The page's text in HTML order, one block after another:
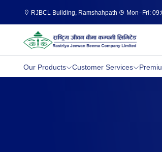
RJBCL Building, Ramshahpath Mon–Fri:
Our Products Customer Services